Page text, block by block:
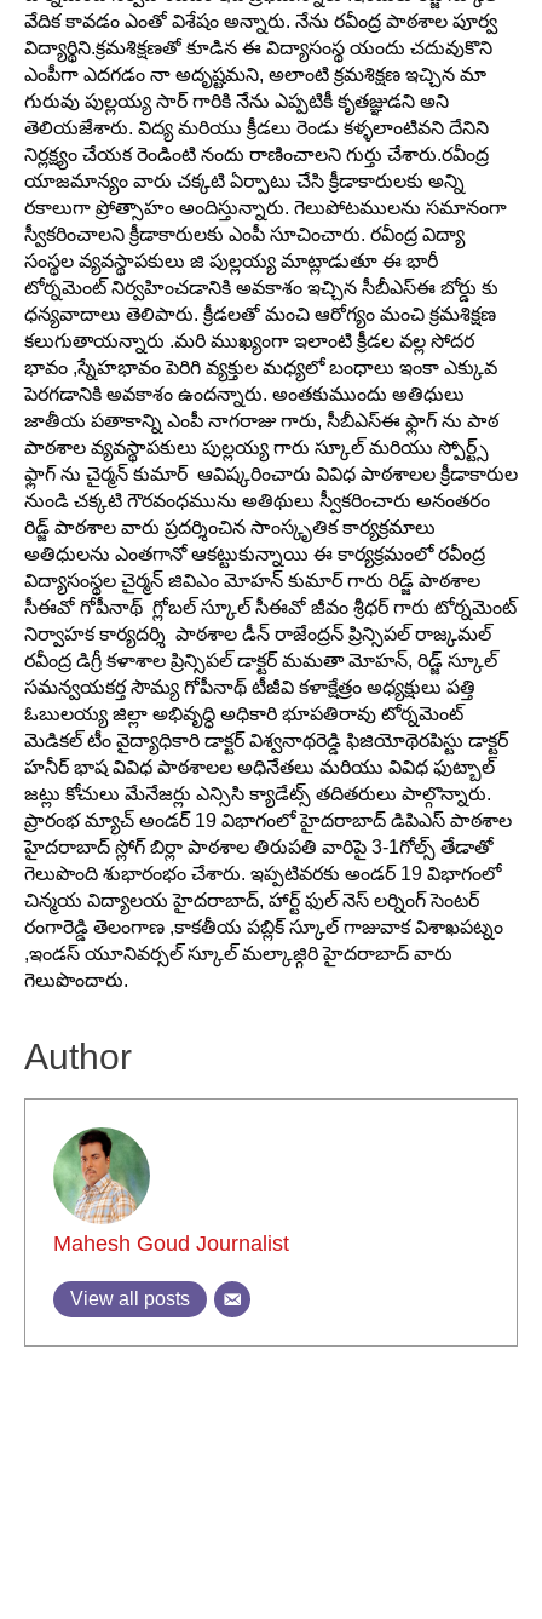
వేదిక కావడం ఎంతో విశేషం అన్నారు. నేను రవీంద్ర పాఠశాల పూర్వ
విద్యార్థిని.క్రమశిక్షణతో కూడిన ఈ విద్యాసంస్థ యందు చదువుకొని
ఎంపీగా ఎదగడం నా అదృష్టమని, అలాంటి క్రమశిక్షణ ఇచ్చిన మా
గురువు పుల్లయ్య సార్ గారికి నేను ఎప్పటికీ కృతజ్ఞుడని అని
తెలియజేశారు. విద్య మరియు క్రీడలు రెండు కళ్ళలాంటివని దేనిని
నిర్లక్ష్యం చేయక రెండింటి నందు రాణించాలని గుర్తు చేశారు.రవీంద్ర
యాజమాన్యం వారు చక్కటి ఏర్పాటు చేసి క్రీడాకారులకు అన్ని
రకాలుగా ప్రోత్సాహం అందిస్తున్నారు. గెలుపోటములను సమానంగా
స్వీకరించాలని క్రీడాకారులకు ఎంపీ సూచించారు. రవీంద్ర విద్యా
సంస్థల వ్యవస్థాపకులు జి పుల్లయ్య మాట్లాడుతూ ఈ భారీ
టోర్నమెంట్ నిర్వహించడానికి అవకాశం ఇచ్చిన సీబీఎస్ఈ బోర్డు కు
ధన్యవాదాలు తెలిపారు. క్రీడలతో మంచి ఆరోగ్యం మంచి క్రమశిక్షణ
కలుగుతాయన్నారు .మరి ముఖ్యంగా ఇలాంటి క్రీడల వల్ల సోదర
భావం ,స్నేహభావం పెరిగి వ్యక్తుల మధ్యలో బంధాలు ఇంకా ఎక్కువ
పెరగడానికి అవకాశం ఉందన్నారు. అంతకుముందు అతిధులు
జాతీయ పతాకాన్ని ఎంపీ నాగరాజు గారు, సీబీఎస్ఈ ఫ్లాగ్ ను పాఠ
పాఠశాల వ్యవస్థాపకులు పుల్లయ్య గారు స్కూల్ మరియు స్పోర్ట్స్
ఫ్లాగ్ ను చైర్మన్ కుమార్ ఆవిష్కరించారు వివిధ పాఠశాలల క్రీడాకారుల
నుండి చక్కటి గౌరవంధమును అతిథులు స్వీకరించారు అనంతరం
రిడ్జ్ పాఠశాల వారు ప్రదర్శించిన సాంస్కృతిక కార్యక్రమాలు
అతిధులను ఎంతగానో ఆకట్టుకున్నాయి ఈ కార్యక్రమంలో రవీంద్ర
విద్యాసంస్థల చైర్మన్ జివిఎం మోహన్ కుమార్ గారు రిడ్జ్ పాఠశాల
సీఈవో గోపీనాథ్ గ్లోబల్ స్కూల్ సీఈవో జీవం శ్రీధర్ గారు టోర్నమెంట్
నిర్వాహక కార్యదర్శి పాఠశాల డీన్ రాజేంద్రన్ ప్రిన్సిపల్ రాజ్కమల్
రవీంద్ర డిగ్రీ కళాశాల ప్రిన్సిపల్ డాక్టర్ మమతా మోహన్, రిడ్జ్ స్కూల్
సమన్వయకర్త సౌమ్య గోపీనాథ్ టీజీవి కళాక్షేత్రం అధ్యక్షులు పత్తి
ఓబులయ్య జిల్లా అభివృద్ధి అధికారి భూపతిరావు టోర్నమెంట్
మెడికల్ టీం వైద్యాధికారి డాక్టర్ విశ్వనాథరెడ్డి ఫిజియోథెరపిస్టు డాక్టర్
హనీర్ భాష వివిధ పాఠశాలల అధినేతలు మరియు వివిధ ఫుట్బాల్
జట్లు కోచులు మేనేజర్లు ఎన్సిసి క్యాడేట్స్ తదితరులు పాల్గొన్నారు.
ప్రారంభ మ్యాచ్ అండర్ 19 విభాగంలో హైదరాబాద్ డిపిఎస్ పాఠశాల
హైదరాబాద్ స్లోగ్ బిర్లా పాఠశాల తిరుపతి వారిపై 3-1గోల్స్ తేడాతో
గెలుపొంది శుభారంభం చేశారు. ఇప్పటివరకు అండర్ 19 విభాగంలో
చిన్మయ విద్యాలయ హైదరాబాద్, హార్ట్ ఫుల్ నెస్ లర్నింగ్ సెంటర్
రంగారెడ్డి తెలంగాణ ,కాకతీయ పబ్లిక్ స్కూల్ గాజువాక విశాఖపట్నం
,ఇండస్ యూనివర్సల్ స్కూల్ మల్కాజ్గిరి హైదరాబాద్ వారు
గెలుపొందారు.
Author
Mahesh Goud Journalist
View all posts